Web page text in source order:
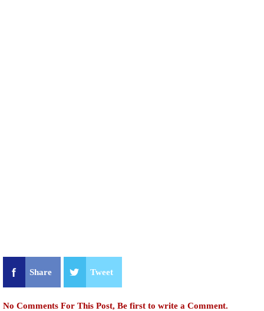
Share Tweet
No Comments For This Post, Be first to write a Comment.